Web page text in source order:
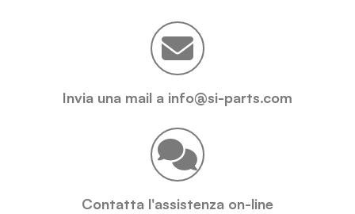
Invia una mail a info@si-parts.com
Contatta l'assistenza on-line